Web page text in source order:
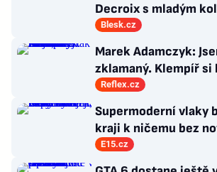
Decroix s mladým
bazénu pod Sněžkou
Blesk.cz
Marek Adamczyk:
zklamaný. Klempíř si
ministra. Nestačí se
Reflex.cz
Supermoderní vlaky
kraji k ničemu bez
říká radní Borecký
E15.cz